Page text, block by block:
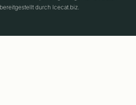
durch Icecat.biz.